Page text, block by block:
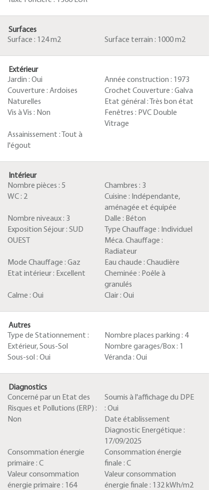
Surfaces
Surface : 124 m2 Surface terrain : 1000 m2
Extérieur
Jardin : Oui Année construction : 1973
Couverture : Ardoises
Naturelles
Crochet Couverture : Galva
Etat général :
Très bon état
Vis à Vis : Non Fenêtres : PVC Double
Vitrage
Assainissement :
Tout à
l'égout
Intérieur
Nombre pièces : 5 Chambres : 3
WC : 2 Cuisine : Indépendante,
aménagée et équipée
Nombre niveaux : 3 Dalle : Béton
Exposition Séjour : SUD
OUEST
Type Chauffage : Individuel
Méca. Chauffage :
Radiateur
Mode Chauffage : Gaz Eau chaude : Chaudière
Etat intérieur : Excellent Cheminée : Poêle à
granulés
Calme : Oui Clair : Oui
Autres
Type de Stationnement :
Extérieur, Sous-Sol
Nombre places parking : 4
Nombre garages/Box : 1
Sous-sol : Oui Véranda : Oui
Diagnostics
Concerné par un Etat des
Risques et Pollutions (ERP) :
Non
Soumis à l'affichage du DPE
: Oui
Date établissement
Diagnostic Energétique :
17/09/2025
Consommation énergie
primaire : C
Consommation énergie
finale : C
Valeur consommation
énergie primaire : 164
Valeur consommation
énergie finale : 132 kWh/m2